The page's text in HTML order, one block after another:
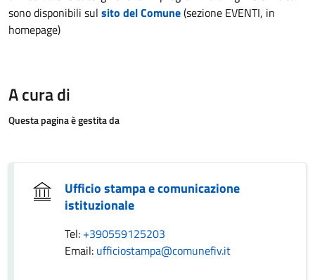
sono disponibili sul sito del Comune(sezione EVENTI, in
homepage)
A cura di
Questa pagina è gestita da
Ufficio stampa e comunicazione
istituzionale
Tel: +390559125203
Email: ufficiostampa@comunefiv.it